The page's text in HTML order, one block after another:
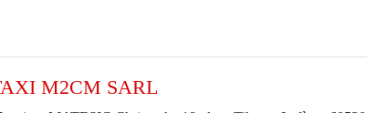
M2CM SARL